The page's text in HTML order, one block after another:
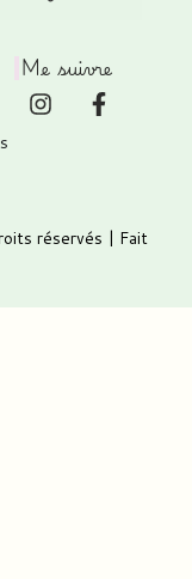
Me suivre
réservés | Fait